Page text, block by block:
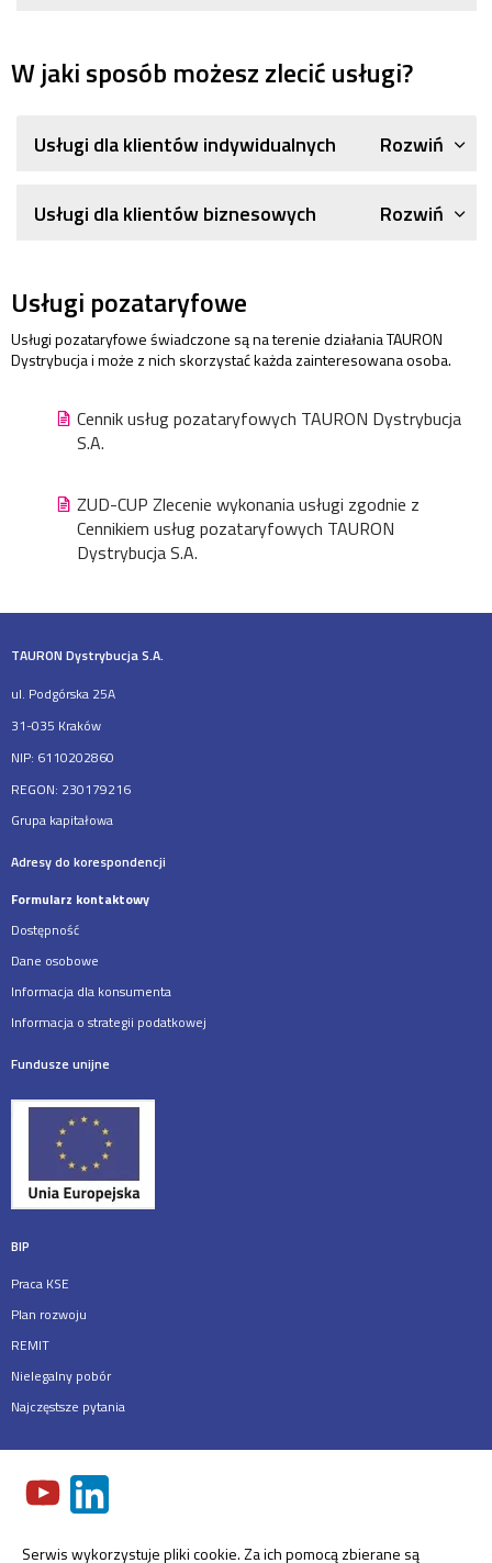
W jaki sposób możesz zlecić usługi?
Usługi dla klientów indywidualnych Rozwiń
Usługi dla klientów biznesowych Rozwiń
Usługi pozataryfowe
Usługi pozataryfowe świadczone są na terenie działania TAURON
Dystrybucja i może z nich skorzystać każda zainteresowana osoba.
Cennik usług pozataryfowych TAURON Dystrybucja
S.A.
ZUD-CUP Zlecenie wykonania usługi zgodnie z
Cennikiem usług pozataryfowych TAURON
Dystrybucja S.A.
TAURON Dystrybucja S.A.
ul. Podgórska 25A
31-035 Kraków
NIP: 6110202860
REGON: 230179216
Grupa kapitałowa
Adresy do korespondencji
Formularz kontaktowy
Dostępność
Dane osobowe
Informacja dla konsumenta
Informacja o strategii podatkowej
Fundusze unijne
BIP
Praca KSE
Plan rozwoju
REMIT
Nielegalny pobór
Najczęstsze pytania
Serwis wykorzystuje pliki cookie. Za ich pomocą zbierane są